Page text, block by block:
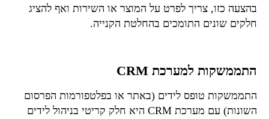
בהצעה כזו, צריך לפרט על המוצר או השירות ואף להציג
חלקים שונים התומכים בהחלטת הקנייה.
התממשקות למערכת CRM
התממשקות טופס לידים (באתר או בפלטפורמות הפרסום
השונות) עם מערכת CRM היא חלק קריטי בניהול לידים